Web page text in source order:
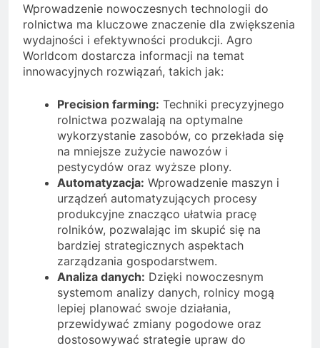
Wprowadzenie nowoczesnych technologii do
rolnictwa ma kluczowe znaczenie dla zwiększenia
wydajności i efektywności produkcji. Agro
Worldcom dostarcza informacji na temat
innowacyjnych rozwiązań, takich jak:
Precision farming: Techniki precyzyjnego
rolnictwa pozwalają na optymalne
wykorzystanie zasobów, co przekłada się
na mniejsze zużycie nawozów i
pestycydów oraz wyższe plony.
Automatyzacja: Wprowadzenie maszyn i
urządzeń automatyzujących procesy
produkcyjne znacząco ułatwia pracę
rolników, pozwalając im skupić się na
bardziej strategicznych aspektach
zarządzania gospodarstwem.
Analiza danych: Dzięki nowoczesnym
systemom analizy danych, rolnicy mogą
lepiej planować swoje działania,
przewidywać zmiany pogodowe oraz
dostosowywać strategie upraw do